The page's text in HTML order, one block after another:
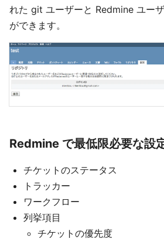
れた git ユーザーと Redmine ユー
ができます。
Redmine で最低限必要な設
チケットのステータス
トラッカー
ワークフロー
列挙項目
チケットの優先度